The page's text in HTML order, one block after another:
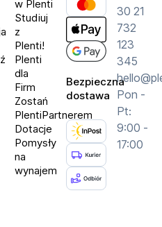
1440 (WQHD)
240 Hz
000:1
DCI-P3 99%
obrót
w Plenti
Studiuj
z
Plenti!
Plenti
dla
Firm
Zostań
PlentiPartnerem
Dotacje
Pomysły
na
wynajem
Bezpieczna
dostawa
30 21
732
123
345
Pon -
Pt:
9:00 -
17:00